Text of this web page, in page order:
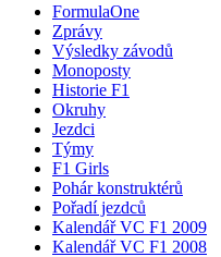
FormulaOne
Zprávy
Výsledky závodů
Monoposty
Historie F1
Okruhy
Jezdci
Týmy
F1 Girls
Pohár konstruktérů
Pořadí jezdců
Kalendář VC F1 2009
Kalendář VC F1 2008